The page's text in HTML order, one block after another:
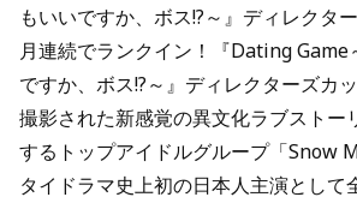
もいいですか、ボス!?～』ディレクタ
月連続でランクイン！『Dating Game
ですか、ボス!?～』ディレクターズカ
撮影された新感覚の異文化ラブストー
するトップアイドルグループ「Snow
タイドラマ史上初の日本人主演として